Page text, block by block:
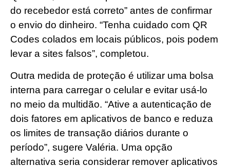
do recebedor está correto” antes de confirmar
o envio do dinheiro. “Tenha cuidado com QR
Codes colados em locais públicos, pois podem
levar a sites falsos”, completou.
Outra medida de proteção é utilizar uma bolsa
interna para carregar o celular e evitar usá-lo
no meio da multidão. “Ative a autenticação de
dois fatores em aplicativos de banco e reduza
os limites de transação diários durante o
período”, sugere Valéria. Uma opção
alternativa seria considerar remover aplicativos